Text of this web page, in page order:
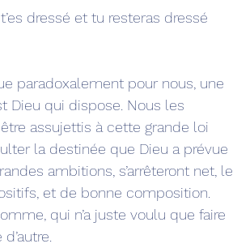
dressé et tu resteras dressé
paradoxalement pour nous, une
Dieu qui dispose. Nous les
assujettis à cette grande loi
la destinée que Dieu a prévue
ambitions, s’arrêteront net, le
et de bonne composition.
qui n’a juste voulu que faire